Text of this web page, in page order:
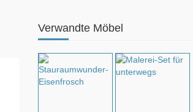
Verwandte Möbel